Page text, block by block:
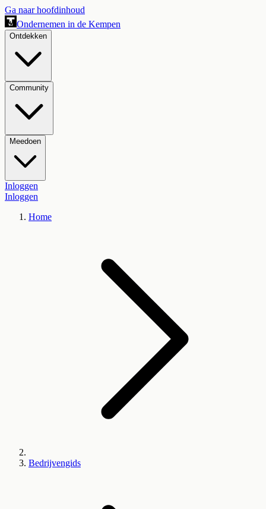
Ga naar hoofdinhoud
Ondernemen in de Kempen
Ontdekken
Community
Meedoen
Inloggen
Inloggen
Home
Bedrijvengids